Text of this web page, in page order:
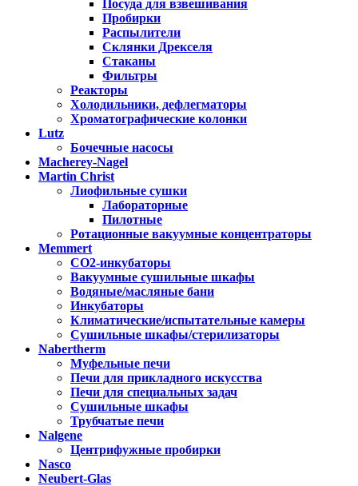
Посуда для взвешивания
Пробирки
Распылители
Склянки Дрекселя
Стаканы
Фильтры
Реакторы
Холодильники, дефлегматоры
Хроматографические колонки
Lutz
Бочечные насосы
Macherey-Nagel
Martin Christ
Лиофильные сушки
Лабораторные
Пилотные
Ротационные вакуумные концентраторы
Memmert
CO2-инкубаторы
Вакуумные сушильные шкафы
Водяные/масляные бани
Инкубаторы
Климатические/испытательные камеры
Сушильные шкафы/стерилизаторы
Nabertherm
Муфельные печи
Печи для прикладного искусства
Печи для специальных задач
Сушильные шкафы
Трубчатые печи
Nalgene
Центрифужные пробирки
Nasco
Neubert-Glas